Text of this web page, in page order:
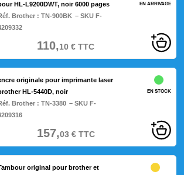
HL-L9200DWT, noir 6000 pages
Brother :TN-900BK – SKU F-
EN ARRIVAGE
110,10€TTC
originale pour imprimante laser
HL-5440D, noir
Brother :TN-3380 – SKU F-
EN STOCK
157,03€TTC
original pour brother et